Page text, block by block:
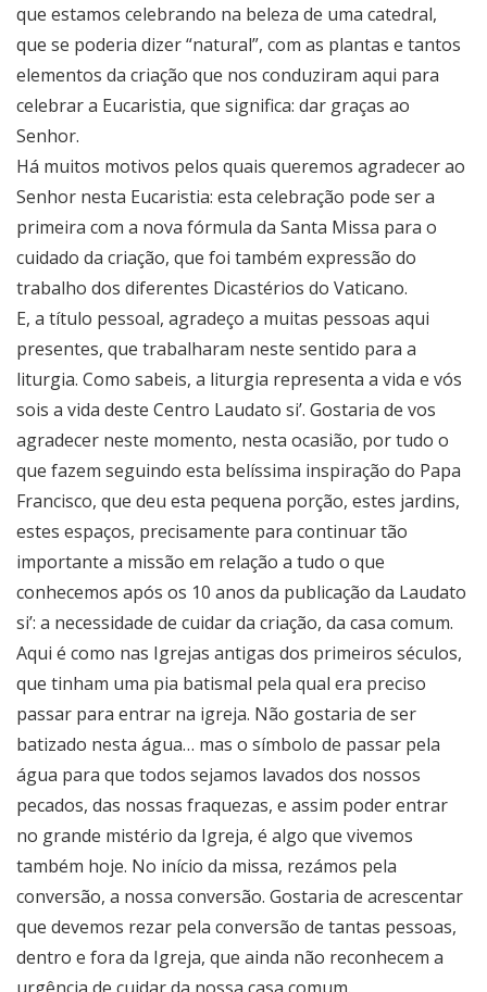
que estamos celebrando na beleza de uma catedral,
que se poderia dizer “natural”, com as plantas e tantos
elementos da criação que nos conduziram aqui para
celebrar a Eucaristia, que significa: dar graças ao
Senhor.
Há muitos motivos pelos quais queremos agradecer ao
Senhor nesta Eucaristia: esta celebração pode ser a
primeira com a nova fórmula da Santa Missa para o
cuidado da criação, que foi também expressão do
trabalho dos diferentes Dicastérios do Vaticano.
E, a título pessoal, agradeço a muitas pessoas aqui
presentes, que trabalharam neste sentido para a
liturgia. Como sabeis, a liturgia representa a vida e vós
sois a vida deste Centro Laudato si’. Gostaria de vos
agradecer neste momento, nesta ocasião, por tudo o
que fazem seguindo esta belíssima inspiração do Papa
Francisco, que deu esta pequena porção, estes jardins,
estes espaços, precisamente para continuar tão
importante a missão em relação a tudo o que
conhecemos após os 10 anos da publicação da Laudato
si’: a necessidade de cuidar da criação, da casa comum.
Aqui é como nas Igrejas antigas dos primeiros séculos,
que tinham uma pia batismal pela qual era preciso
passar para entrar na igreja. Não gostaria de ser
batizado nesta água… mas o símbolo de passar pela
água para que todos sejamos lavados dos nossos
pecados, das nossas fraquezas, e assim poder entrar
no grande mistério da Igreja, é algo que vivemos
também hoje. No início da missa, rezámos pela
conversão, a nossa conversão. Gostaria de acrescentar
que devemos rezar pela conversão de tantas pessoas,
dentro e fora da Igreja, que ainda não reconhecem a